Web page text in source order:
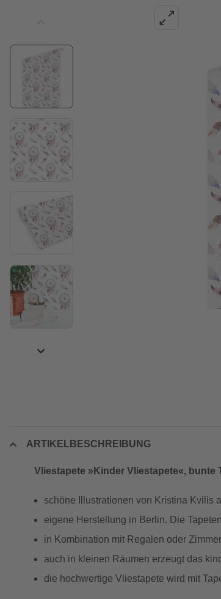
ARTIKELBESCHREIBUNG
Vliestapete »Kinder Vliestapete«, bunte
schöne Illustrationen von Kristina Kvilis
eigene Herstellung in Berlin. Die
in Kombination mit Regalen oder
auch in kleinen Räumen erzeugt das
die hochwertige Vliestapete wird mit